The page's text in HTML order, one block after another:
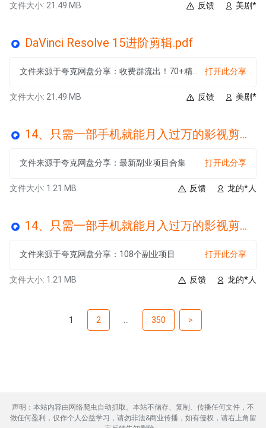
文件大小: 21.49 MB 美剧*
反馈
DaVinci Resolve 15进阶剪辑.pdf
打开此分享
文件大小: 21.49 MB 美剧*
反馈
14、只需一部手机就能月入过万的影视剪辑项目,操作简单,搬运即可.pdf
文件来源于夸克网盘分享：最新副业项目合集 打开此分享
文件大小: 1.21 MB 龙的*人
反馈
14、只需一部手机就能月入过万的影视剪辑项目,操作简单,搬运即可.pdf
文件来源于夸克网盘分享：108个副业项目 打开此分享
文件大小: 1.21 MB 龙的*人
反馈
1 2 350 >
声明：本站内容由网络爬虫自动抓取。本站不储存、复制、传播任何文件，不
做任何盈利，仅作个人公益学习，请勿非法&商业传播，如有侵权，请右上角留